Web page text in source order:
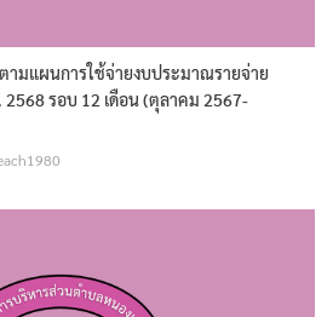
ามแผนการใช้จ่ายงบประมาณรายจ่าย
รอบ 12 เดือน (ตุลาคม 2567-